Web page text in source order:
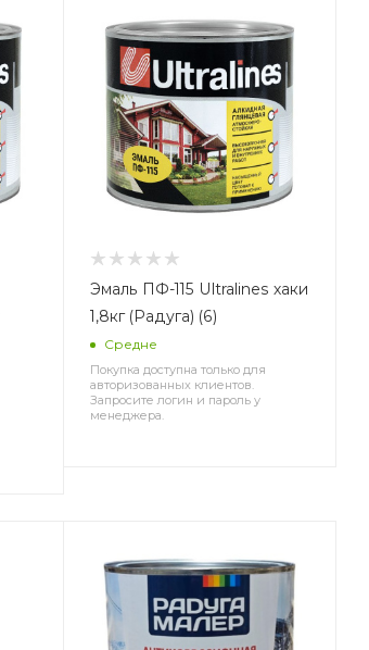
Эмаль ПФ-115 Ultralines хаки
1,8кг (Радуга) (6)
Средне
Покупка доступна только для
авторизованных клиентов.
Запросите логин и пароль у
менеджера.